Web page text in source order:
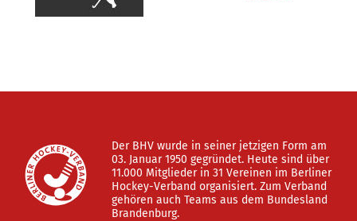
Der BHV wurde in seiner jetzigen Form am
03. Januar 1950 gegründet. Heute sind über
11.000 Mitglieder in 31 Vereinen im Berliner
Hockey-Verband organisiert. Zum Verband
gehören auch Teams aus dem Bundesland
Brandenburg.